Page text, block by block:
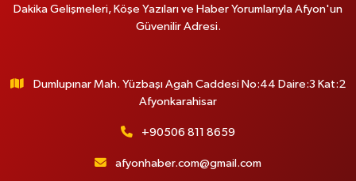
Dakika Gelişmeleri, Köşe Yazıları ve Haber Yorumlarıyla Afyon'un
Güvenilir Adresi.
Dumlupınar Mah. Yüzbaşı Agah Caddesi No:44 Daire:3 Kat:2
Afyonkarahisar
+90506 811 8659
afyonhaber.com@gmail.com